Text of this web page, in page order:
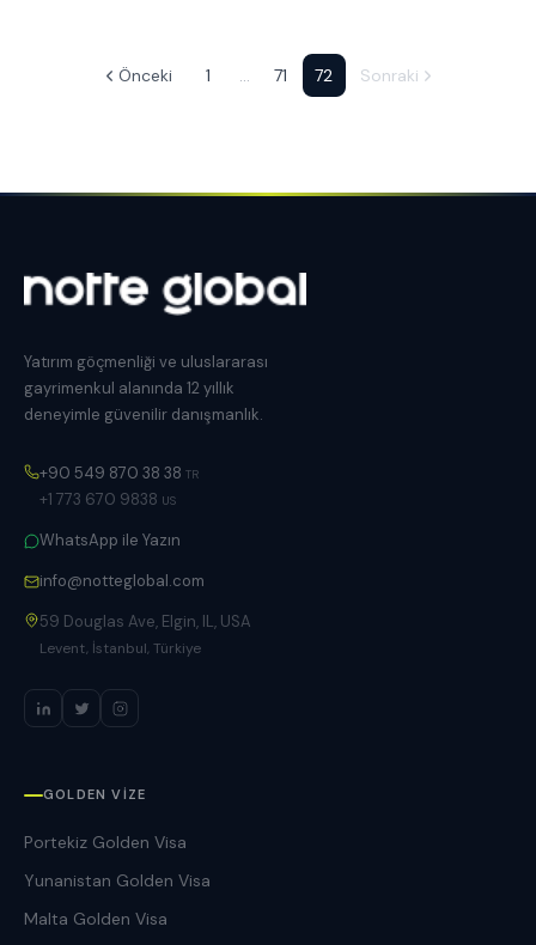
Önceki 1 … 71 72 Sonraki
Yatırım göçmenliği ve uluslararası
gayrimenkul alanında 12 yıllık
deneyimle güvenilir danışmanlık.
+90 549 870 38 38 TR
+1 773 670 9838 US
WhatsApp ile Yazın
info@notteglobal.com
59 Douglas Ave, Elgin, IL, USA
Levent, İstanbul, Türkiye
GOLDEN VIZE
Portekiz Golden Visa
Yunanistan Golden Visa
Malta Golden Visa